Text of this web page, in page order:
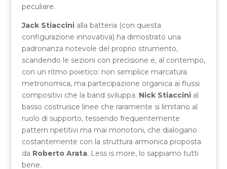
peculiare.
Jack Stiaccinialla batteria (con questa
configurazione innovativa) ha dimostrato una
padronanza notevole del proprio strumento,
scandendo le sezioni con precisione e, al contempo,
con un ritmo poietico: non semplice marcatura
metronomica, ma partecipazione organica ai flussi
compositivi che la band sviluppa. Nick Stiaccinial
basso costruisce linee che raramente si limitano al
ruolo di supporto, tessendo frequentemente
pattern ripetitivi ma mai monotoni, che dialogano
costantemente con la struttura armonica proposta
da Roberto Arata. Less is more, lo sappiamo tutti
bene.